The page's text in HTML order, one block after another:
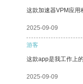
这款加速器VPM应用
2025-09-09
游客
这款app是我工作上
2025-09-09